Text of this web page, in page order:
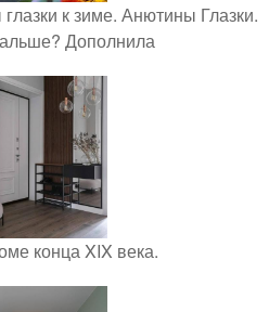
к зиме. Анютины Глазки.
Дополнила
конца XIX века.